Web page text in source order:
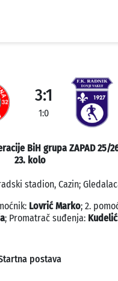
3:1
1:0
BiH grupa ZAPAD 25/
23. kolo
stadion, Cazin;
Lovrić Marko; 2.
; Promatrač suđenja:
postava